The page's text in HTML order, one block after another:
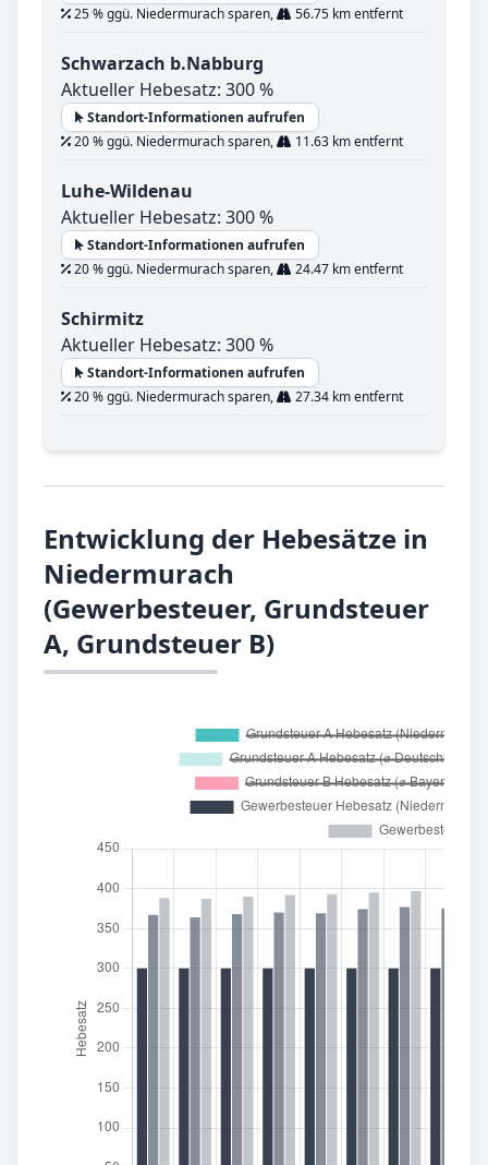
25 % ggü. Niedermurach sparen,
56.75 km entfernt
Schwarzach b.Nabburg
Aktueller Hebesatz: 300 %
Standort-Informationen aufrufen
20 % ggü. Niedermurach sparen,
11.63 km entfernt
Luhe-Wildenau
Aktueller Hebesatz: 300 %
Standort-Informationen aufrufen
20 % ggü. Niedermurach sparen,
24.47 km entfernt
Schirmitz
Aktueller Hebesatz: 300 %
Standort-Informationen aufrufen
20 % ggü. Niedermurach sparen,
27.34 km entfernt
Entwicklung der Hebesätze in
Niedermurach
(Gewerbesteuer, Grundsteuer
A, Grundsteuer B)